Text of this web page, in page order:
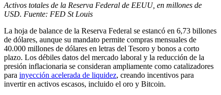
Activos totales de la Reserva Federal de EEUU, en millones de
USD. Fuente: FED St Louis
La hoja de balance de la Reserva Federal se estancó en 6,73 billones
de dólares, aunque su mandato permite compras mensuales de
40.000 millones de dólares en letras del Tesoro y bonos a corto
plazo. Los débiles datos del mercado laboral y la reducción de la
presión inflacionaria se consideran ampliamente como catalizadores
para inyección acelerada de liquidez, creando incentivos para
invertir en activos escasos, incluido el oro y Bitcoin.